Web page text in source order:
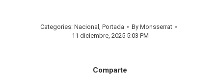
Categories: Nacional Portada By Monsserrat
11 diciembre, 2025 5:03 PM
Comparte